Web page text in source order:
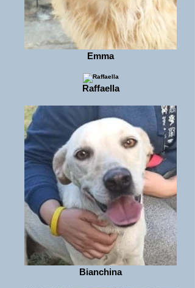
Emma
Raffaella
Bianchina